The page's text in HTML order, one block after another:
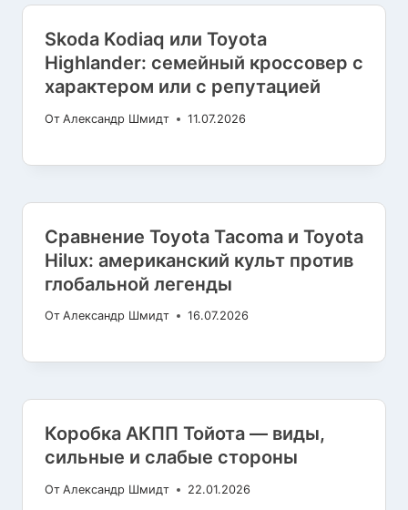
Skoda Kodiaq или Toyota
Highlander: семейный кроссовер с
характером или с репутацией
От Александр Шмидт 11.07.2026
Cравнение Toyota Tacoma и Toyota
Hilux: американский культ против
глобальной легенды
От Александр Шмидт 16.07.2026
Коробка АКПП Тойота — виды,
сильные и слабые стороны
От Александр Шмидт 22.01.2026